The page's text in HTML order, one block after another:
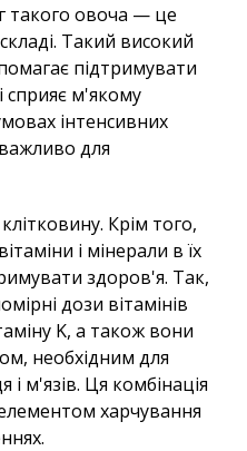
такого овоча — це
Такий високий
підтримувати
сприяє м'якому
інтенсивних
для
Крім того,
і мінерали в їх
здоров'я. Так,
дози вітамінів
K, а також вони
необхідним для
м'язів. Ця комбінація
харчування